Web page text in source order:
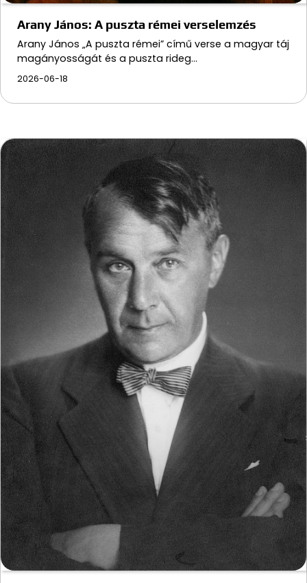
Arany János: A puszta rémei verselemzés
Arany János „A puszta rémei” című verse a magyar táj
magányosságát és a puszta rideg…
2026-06-18